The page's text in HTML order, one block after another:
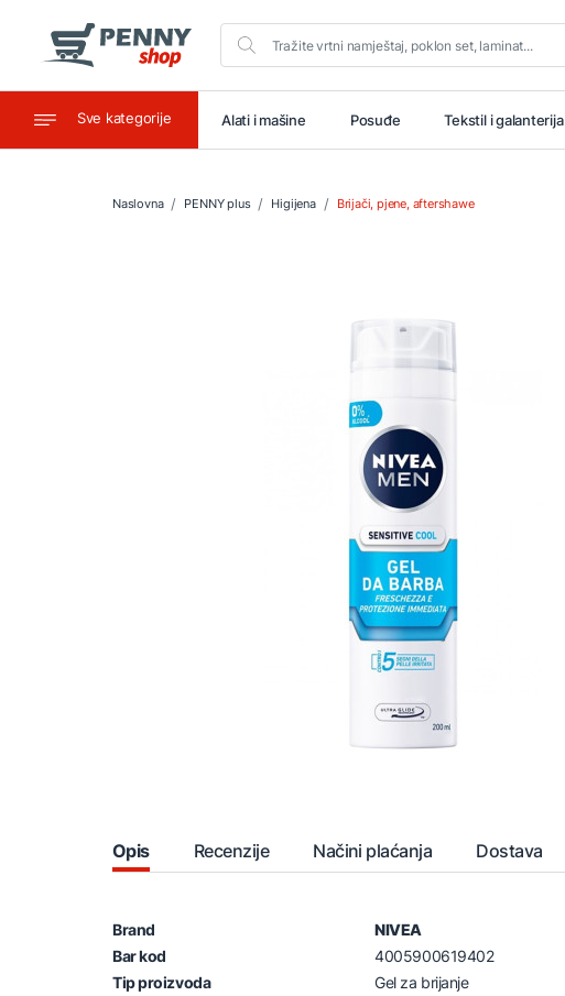
Sve kategorije
Ugostiteljstvo Alati i mašine Posuđe Tekstil i galanterija
Naslovna PENNY plus Higijena Brijači, pjene, aftershawe
Opis Recenzije Načini plaćanja Dostava
Brand
NIVEA
Bar kod
4005900619402
Tip proizvoda
Gel za brijanje